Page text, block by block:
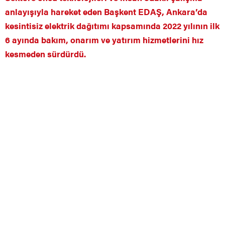
anlayışıyla hareket eden Başkent EDAŞ, Ankara’da
kesintisiz elektrik dağıtımı kapsamında 2022 yılının ilk
6 ayında bakım, onarım ve yatırım hizmetlerini hız
kesmeden sürdürdü.